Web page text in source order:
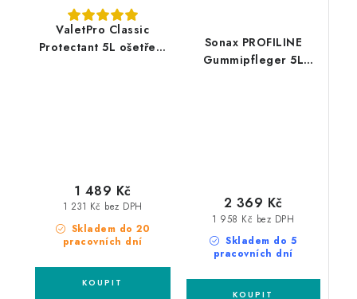
ValetPro Classic
Protectant 5L ošetření
Skladem do 20
pracovních dní
1 231 Kč bez DPH
1 489 Kč
Sonax PROFILINE
Gummipfleger 5L
Skladem do 5
pracovních dní
1 958 Kč bez DPH
2 369 Kč